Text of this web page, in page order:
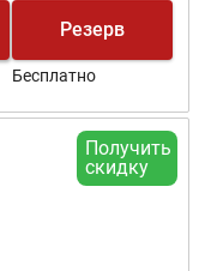
Резерв
Бесплатно
Получить
скидку